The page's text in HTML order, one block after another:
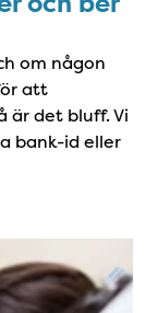
om någon
att
är det bluff. Vi
bank-id eller